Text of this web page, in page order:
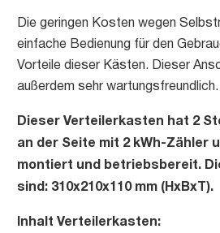
Die geringen Kosten wegen
einfache Bedienung für den
Vorteile dieser Kästen. Dieser
außerdem sehr wartungsfreundlich.
Dieser Verteilerkasten hat 2
an der Seite mit 2 kWh-Zähler
montiert und betriebsbereit.
sind: 310x210x110 mm (HxBxT).
Inhalt Verteilerkasten: